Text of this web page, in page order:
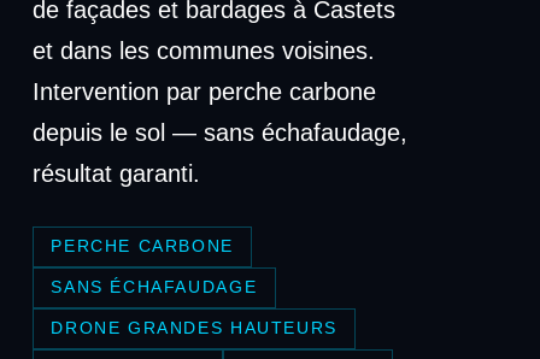
de façades et bardages à Castets
et dans les communes voisines.
Intervention par perche carbone
depuis le sol — sans échafaudage,
résultat garanti.
PERCHE CARBONE
SANS ÉCHAFAUDAGE
DRONE GRANDES HAUTEURS